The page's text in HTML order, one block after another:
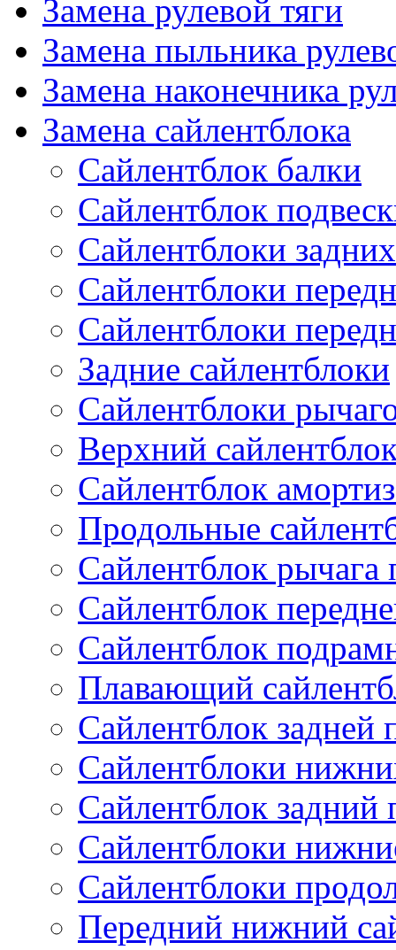
Замена рулевой тяги
Замена пыльника
Замена наконечника
Замена сайлентблока
Сайлентблок балки
Сайлентблок
Сайлентблоки
Сайлентблоки
Сайлентблоки
Задние сайлентблоки
Сайлентблоки
Верхний
Сайлентблок
Продольные
Сайлентблок рычага
Сайлентблок
Сайлентблок
Плавающий
Сайлентблок задней
Сайлентблоки
Сайлентблок задний
Сайлентблоки
Сайлентблоки
Передний нижний